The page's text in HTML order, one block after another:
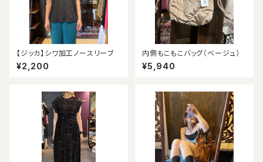
【ジッカ】シワ加工ノースリーブ
¥2,200
内側もこもこバッグ（ベージュ）
¥5,940